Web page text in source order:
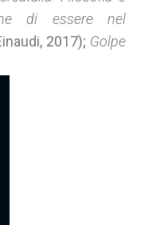
di essere nel
2017); Golpe